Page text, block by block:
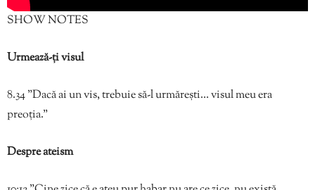
SHOW NOTES
Urmează-ți visul
8.34 ”Dacă ai un vis, trebuie să-l urmărești… visul meu era
preoția.”
Despre ateism